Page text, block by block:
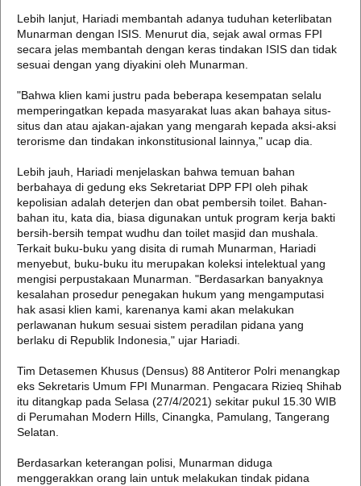
Lebih lanjut, Hariadi membantah adanya tuduhan keterlibatan
Munarman dengan ISIS. Menurut dia, sejak awal ormas FPI
secara jelas membantah dengan keras tindakan ISIS dan tidak
sesuai dengan yang diyakini oleh Munarman.
"Bahwa klien kami justru pada beberapa kesempatan selalu
memperingatkan kepada masyarakat luas akan bahaya situs-
situs dan atau ajakan-ajakan yang mengarah kepada aksi-aksi
terorisme dan tindakan inkonstitusional lainnya," ucap dia.
Lebih jauh, Hariadi menjelaskan bahwa temuan bahan
berbahaya di gedung eks Sekretariat DPP FPI oleh pihak
kepolisian adalah deterjen dan obat pembersih toilet. Bahan-
bahan itu, kata dia, biasa digunakan untuk program kerja bakti
bersih-bersih tempat wudhu dan toilet masjid dan mushala.
Terkait buku-buku yang disita di rumah Munarman, Hariadi
menyebut, buku-buku itu merupakan koleksi intelektual yang
mengisi perpustakaan Munarman. "Berdasarkan banyaknya
kesalahan prosedur penegakan hukum yang mengamputasi
hak asasi klien kami, karenanya kami akan melakukan
perlawanan hukum sesuai sistem peradilan pidana yang
berlaku di Republik Indonesia," ujar Hariadi.
Tim Detasemen Khusus (Densus) 88 Antiteror Polri menangkap
eks Sekretaris Umum FPI Munarman. Pengacara Rizieq Shihab
itu ditangkap pada Selasa (27/4/2021) sekitar pukul 15.30 WIB
di Perumahan Modern Hills, Cinangka, Pamulang, Tangerang
Selatan.
Berdasarkan keterangan polisi, Munarman diduga
menggerakkan orang lain untuk melakukan tindak pidana